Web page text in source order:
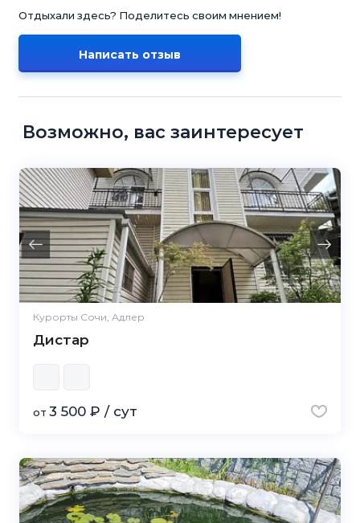
Отдыхали здесь? Поделитесь своим мнением!
Написать отзыв
Возможно, вас заинтересует
Курорты Сочи, Адлер
Дистар
от 3 500 ₽ / сут